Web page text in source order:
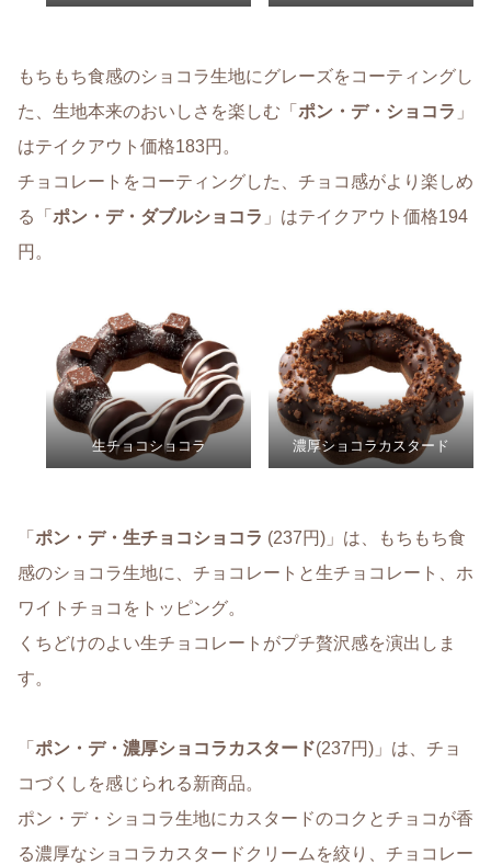
もちもち食感のショコラ生地にグレーズをコーティングし
た、生地本来のおいしさを楽しむ「 ポン・デ・ショコラ 」
はテイクアウト価格183円。
チョコレートをコーティングした、チョコ感がより楽しめ
る「 ポン・デ・ダブルショコラ 」はテイクアウト価格194
円。
生チョコショコラ 濃厚ショコラカスタード
「 ポン・デ・生チョコショコラ (237円)」は、もちもち食
感のショコラ生地に、チョコレートと生チョコレート、ホ
ワイトチョコをトッピング。
くちどけのよい生チョコレートがプチ贅沢感を演出しま
す。
「 ポン・デ・濃厚ショコラカスタード(237円)」は、チョ
コづくしを感じられる新商品。
ポン・デ・ショコラ生地にカスタードのコクとチョコが香
る濃厚なショコラカスタードクリームを絞り、チョコレー